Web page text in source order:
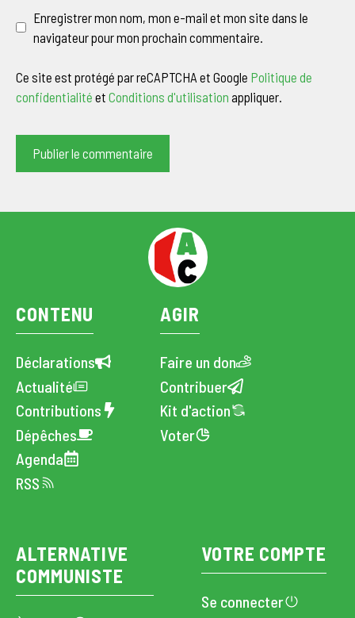
Enregistrer mon nom, mon e-mail et mon site dans le
navigateur pour mon prochain commentaire.
Ce site est protégé par reCAPTCHA et Google Politique de
confidentialité et Conditions d'utilisation appliquer.
CONTENU
Déclarations
Actualité
Contributions
Dépêches
Agenda
RSS
AGIR
Faire un don
Contribuer
Kit d'action
Voter
ALTERNATIVE
COMMUNISTE
VOTRE COMPTE
Se connecter